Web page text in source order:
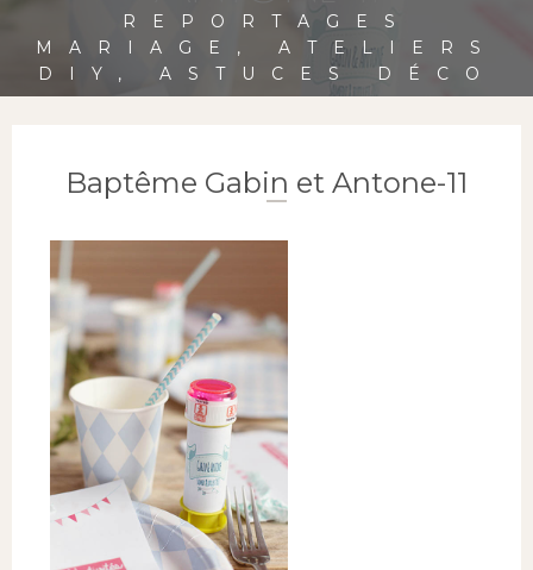
REPORTAGES
MARIAGE, ATELIERS
DIY, ASTUCES DÉCO
Baptême Gabin et Antone-11